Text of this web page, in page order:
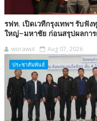
รฟท. เปิดเวทีกรุงเทพฯ รับฟัง
ใหญ่–มหาชัย ก่อนสรุปผลกา
worawut Aug 07, 2026
ประชาสัมพันธ์